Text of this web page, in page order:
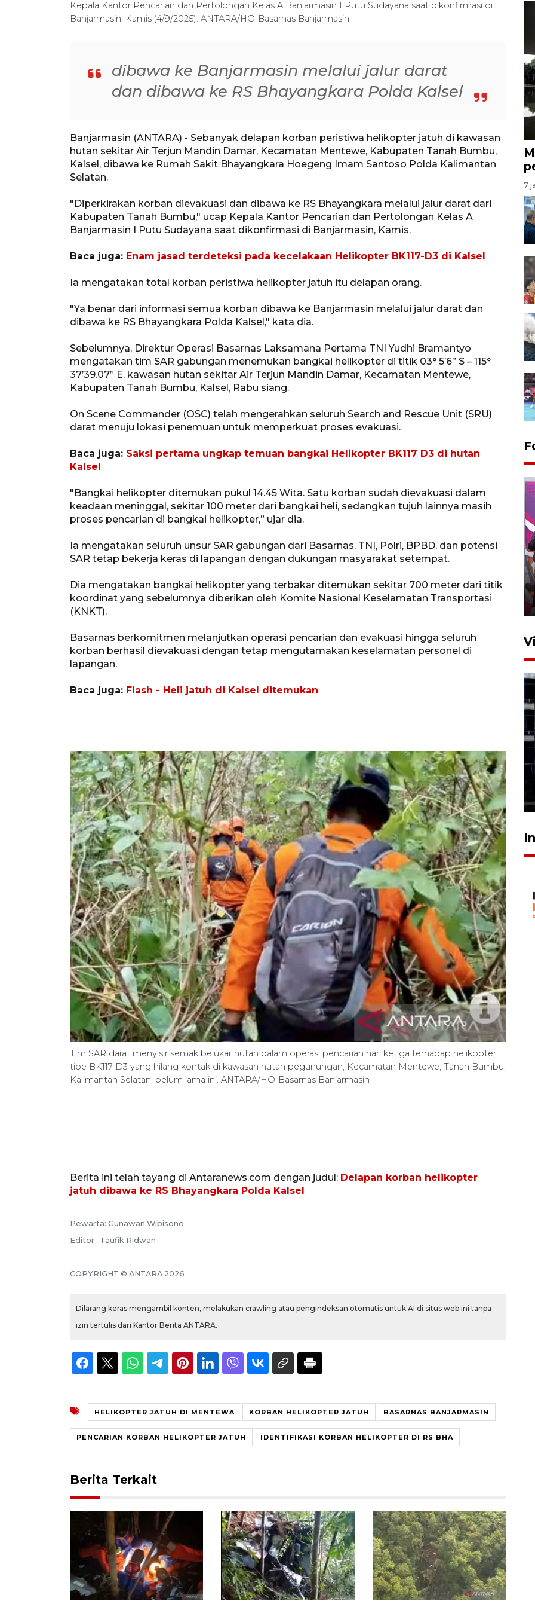
Kepala Kantor Pencarian dan Pertolongan Kelas A Banjarmasin I Putu Sudayana saat dikonfirmasi di
Banjarmasin, Kamis (4/9/2025). ANTARA/HO-Basarnas Banjarmasin
dibawa ke Banjarmasin melalui jalur darat
dan dibawa ke RS Bhayangkara Polda Kalsel
Banjarmasin (ANTARA) - Sebanyak delapan korban peristiwa helikopter jatuh di kawasan
hutan sekitar Air Terjun Mandin Damar, Kecamatan Mentewe, Kabupaten Tanah Bumbu,
Kalsel, dibawa ke Rumah Sakit Bhayangkara Hoegeng Imam Santoso Polda Kalimantan
Selatan.
"Diperkirakan korban dievakuasi dan dibawa ke RS Bhayangkara melalui jalur darat dari
Kabupaten Tanah Bumbu," ucap Kepala Kantor Pencarian dan Pertolongan Kelas A
Banjarmasin I Putu Sudayana saat dikonfirmasi di Banjarmasin, Kamis.
Baca juga: Enam jasad terdeteksi pada kecelakaan Helikopter BK117-D3 di Kalsel
Ia mengatakan total korban peristiwa helikopter jatuh itu delapan orang.
"Ya benar dari informasi semua korban dibawa ke Banjarmasin melalui jalur darat dan
dibawa ke RS Bhayangkara Polda Kalsel," kata dia.
Sebelumnya, Direktur Operasi Basarnas Laksamana Pertama TNI Yudhi Bramantyo
mengatakan tim SAR gabungan menemukan bangkai helikopter di titik 03° 5’6” S – 115°
37’39.07” E, kawasan hutan sekitar Air Terjun Mandin Damar, Kecamatan Mentewe,
Kabupaten Tanah Bumbu, Kalsel, Rabu siang.
On Scene Commander (OSC) telah mengerahkan seluruh Search and Rescue Unit (SRU)
darat menuju lokasi penemuan untuk memperkuat proses evakuasi.
Baca juga: Saksi pertama ungkap temuan bangkai Helikopter BK117 D3 di hutan
Kalsel
"Bangkai helikopter ditemukan pukul 14.45 Wita. Satu korban sudah dievakuasi dalam
keadaan meninggal, sekitar 100 meter dari bangkai heli, sedangkan tujuh lainnya masih
proses pencarian di bangkai helikopter,” ujar dia.
Ia mengatakan seluruh unsur SAR gabungan dari Basarnas, TNI, Polri, BPBD, dan potensi
SAR tetap bekerja keras di lapangan dengan dukungan masyarakat setempat.
Dia mengatakan bangkai helikopter yang terbakar ditemukan sekitar 700 meter dari titik
koordinat yang sebelumnya diberikan oleh Komite Nasional Keselamatan Transportasi
(KNKT).
Basarnas berkomitmen melanjutkan operasi pencarian dan evakuasi hingga seluruh
korban berhasil dievakuasi dengan tetap mengutamakan keselamatan personel di
lapangan.
Baca juga: Flash - Heli jatuh di Kalsel ditemukan
Tim SAR darat menyisir semak belukar hutan dalam operasi pencarian hari ketiga terhadap helikopter
tipe BK117 D3 yang hilang kontak di kawasan hutan pegunungan, Kecamatan Mentewe, Tanah Bumbu,
Kalimantan Selatan, belum lama ini. ANTARA/HO-Basarnas Banjarmasin
Berita ini telah tayang di Antaranews.com dengan judul: Delapan korban helikopter
jatuh dibawa ke RS Bhayangkara Polda Kalsel
Pewarta: Gunawan Wibisono
Editor : Taufik Ridwan
COPYRIGHT © ANTARA 2026
Dilarang keras mengambil konten, melakukan crawling atau pengindeksan otomatis untuk AI di situs web ini tanpa
izin tertulis dari Kantor Berita ANTARA.
HELIKOPTER JATUH DI MENTEWA KORBAN HELIKOPTER JATUH BASARNAS BANJARMASIN
PENCARIAN KORBAN HELIKOPTER JATUH IDENTIFIKASI KORBAN HELIKOPTER DI RS BHA
Berita Terkait
7
Ketua DPRD Syahrial hadiri
Bola Usia Dini
23 Juli 2026 21:36
Anak Putus Sekolah Lewat
Pendidikan Kesetaraan
Bagian 1
30 Juli 2026 17:51